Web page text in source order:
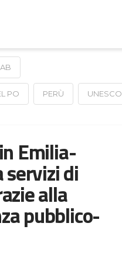
PO PERÙ UNESCO
Emilia-
servizi di
alla
pubblico-